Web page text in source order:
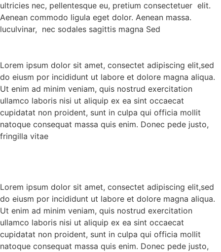
ultricies nec, pellentesque eu, pretium consectetuer elit.
Aenean commodo ligula eget dolor. Aenean massa.
luculvinar, nec sodales sagittis magna Sed
Lorem ipsum dolor sit amet, consectet adipiscing elit,sed
do eiusm por incididunt ut labore et dolore magna aliqua.
Ut enim ad minim veniam, quis nostrud exercitation
ullamco laboris nisi ut aliquip ex ea sint occaecat
cupidatat non proident, sunt in culpa qui officia mollit
natoque consequat massa quis enim. Donec pede justo,
fringilla vitae
Lorem ipsum dolor sit amet, consectet adipiscing elit,sed
do eiusm por incididunt ut labore et dolore magna aliqua.
Ut enim ad minim veniam, quis nostrud exercitation
ullamco laboris nisi ut aliquip ex ea sint occaecat
cupidatat non proident, sunt in culpa qui officia mollit
natoque consequat massa quis enim. Donec pede justo,